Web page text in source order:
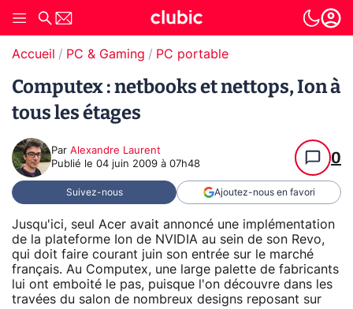
Accueil PC & Gaming PC portable
Computex : netbooks et nettops, Ion à
tous les étages
Par Alexandre Laurent
Publié le 04 juin 2009 à 07h48 0
Suivez-nous Ajoutez-nous en favori
Jusqu'ici, seul Acer avait annoncé une implémentation
de la plateforme Ion de NVIDIA au sein de son Revo,
qui doit faire courant juin son entrée sur le marché
français. Au Computex, une large palette de fabricants
lui ont emboité le pas, puisque l'on découvre dans les
travées du salon de nombreux designs reposant sur